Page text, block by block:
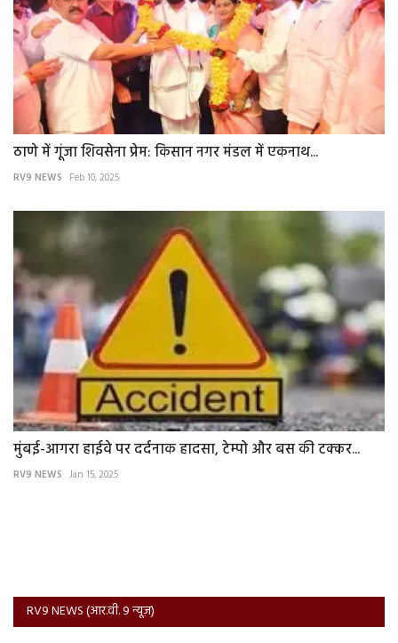
ठाणे में गूंजा शिवसेना प्रेम: किसान नगर मंडल में एकनाथ...
RV9 NEWS Feb 10, 2025
मुंबई-आगरा हाईवे पर दर्दनाक हादसा, टेम्पो और बस की टक्कर...
RV9 NEWS Jan 15, 2025
RV9 NEWS (आर.वी. 9 न्यूज़)